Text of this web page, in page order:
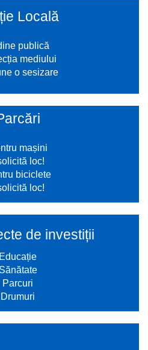
Locală
publică
mediului
o sesizare
mașini
loc!
biciclete
loc!
de investiții
Educație
Sănătate
Parcuri
Drumuri